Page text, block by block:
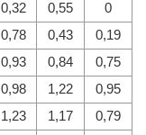
0,32 0,55
0
0,78 0,43
0,19
0,93 0,84
0,75
0,98 1,22
0,95
1,23 1,17
0,79